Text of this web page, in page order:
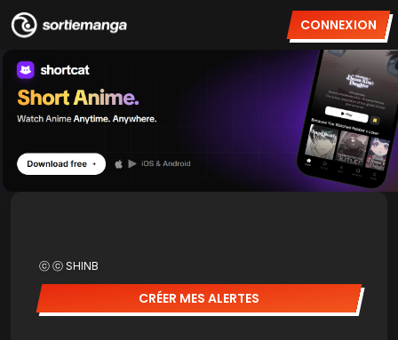
CONNEXION
ⓒ ​ⓒ SHINB
CRÉER MES ALERTES